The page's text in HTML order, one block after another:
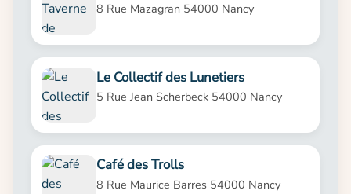
8 Rue Mazagran 54000 Nancy
Le Collectif des Lunetiers
5 Rue Jean Scherbeck 54000 Nancy
Café des Trolls
8 Rue Maurice Barres 54000 Nancy